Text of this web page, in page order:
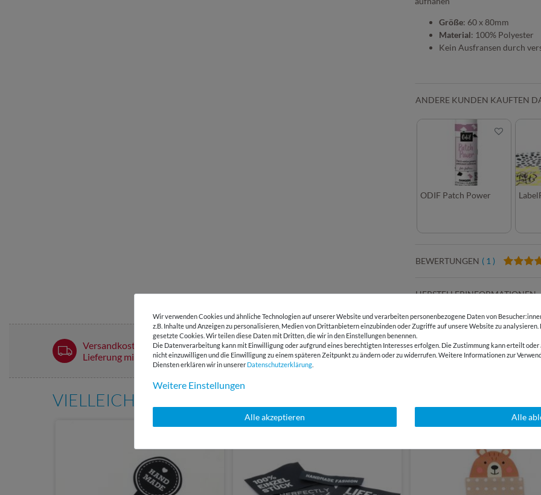
Größe: 60 x 80mm
Material: 100% Polyester
Kein Ausfransen durch
ANDERE KUNDEN KAUFTEN
ODIF Patch Power
BEWERTUNGEN ( 1 )
HERSTELLERINFORMATIONEN
Versandkostenfrei ab 60 € -
Lieferung mit DHL
E-Mail Kundenservice
Antwort in 24h
Über 98% positive
Bewertungen
VIELLEICHT AUCH INTERESSANT
Wir verwenden Cookies und ähnliche Technologien auf unserer Website und verarbeiten personenbezogene Daten von
z.B. Inhalte und Anzeigen zu personalisieren, Medien von Drittanbietern einzubinden oder Zugriffe auf unsere Website zu
gesetzte Cookies. Wir teilen diese Daten mit Dritten, die wir in den Einstellungen benennen.
Die Datenverarbeitung kann mit Einwilligung oder aufgrund eines berechtigten Interesses erfolgen. Die Zustimmung kann erteilt oder
nicht einzuwilligen und die Einwilligung zu einem späteren Zeitpunkt zu ändern oder zu widerrufen. Weitere Informationen zur
Diensten erklären wir in unserer Daten­schutz­erklärung
Weitere Einstellungen
Alle akzeptieren Alle